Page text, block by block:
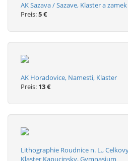
AK Sazava / Sazave, Klaster a zamek
Preis:5 €
AK Horadovice, Namesti, Klaster
Preis: 13 €
Lithographie Roudnice n. L.,
Klaster Kapucinsky, Gymnasium